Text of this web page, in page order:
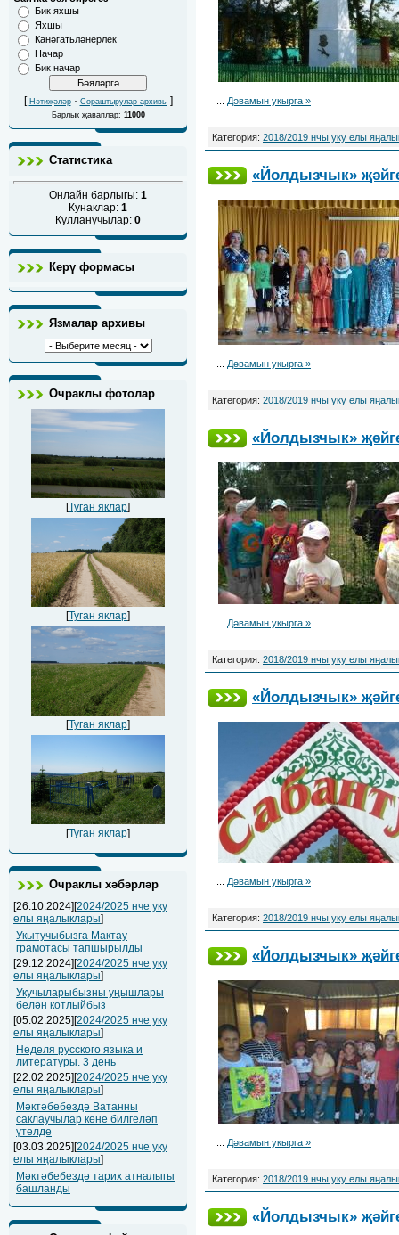
Бик яхшы
Яхшы
Канәгатьләнерлек
Начар
Бик начар
[ Нәтиҗәләр· Сораштырулар архивы]
Барлык җаваплар: 11000
Статистика
Онлайн барлыгы: 1
Кунаклар: 1
Кулланучылар: 0
Керү формасы
Язмалар архивы
Очраклы фотолар
[Туган яклар]
[Туган яклар]
[Туган яклар]
[Туган яклар]
Очраклы хәбәрләр
[26.10.2024][2024/2025 нче уку
елы яңалыклары]
Укытучыбызга Мактау
грамотасы тапшырылды
[29.12.2024][2024/2025 нче уку
елы яңалыклары]
Укучыларыбызны уңышлары
белән котлыйбыз
[05.02.2025][2024/2025 нче уку
елы яңалыклары]
Неделя русского языка и
литературы. 3 день
[22.02.2025][2024/2025 нче уку
елы яңалыклары]
Мәктәбебездә Ватанны
саклаучылар көне билгеләп
үтелде
[03.03.2025][2024/2025 нче уку
елы яңалыклары]
Мәктәбебездә тарих атналыгы
башланды
Дәвамын укырга »
Категория: 2018/2019 нчы уку елы
«Йолдызчык»
Дәвамын укырга »
Категория: 2018/2019 нчы уку елы
«Йолдызчык»
Дәвамын укырга »
Категория: 2018/2019 нчы уку елы
«Йолдызчык»
Дәвамын укырга »
Категория: 2018/2019 нчы уку елы
«Йолдызчык»
Дәвамын укырга »
Категория: 2018/2019 нчы уку елы
«Йолдызчык»